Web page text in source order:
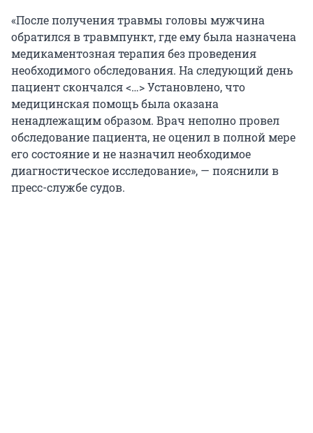
«После получения травмы головы мужчина
обратился в травмпункт, где ему была назначена
медикаментозная терапия без проведения
необходимого обследования. На следующий день
пациент скончался <…> Установлено, что
медицинская помощь была оказана
ненадлежащим образом. Врач неполно провел
обследование пациента, не оценил в полной мере
его состояние и не назначил необходимое
диагностическое исследование», — пояснили в
пресс-службе судов.